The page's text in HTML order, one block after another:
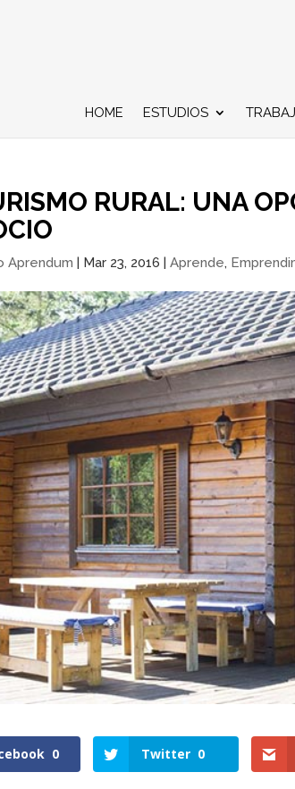
HOME ESTUDIOS
RURAL: UNA
Aprendum | Mar 23, 2016 |Aprende,
0 Twitter 0